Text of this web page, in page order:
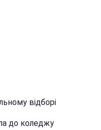
відборі
до коледжу